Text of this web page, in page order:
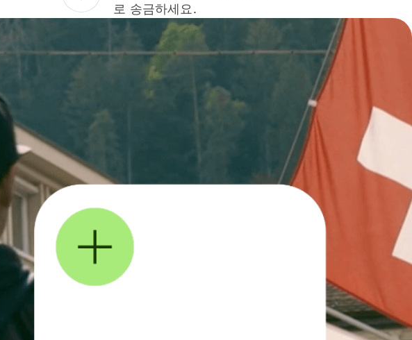
로 송금하세요.